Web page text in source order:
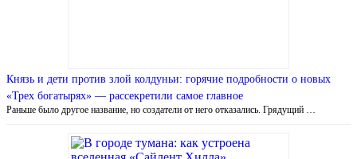
Князь и дети против злой колдуньи: горячие подробности о новых
«Трех богатырях» — рассекретили самое главное
Раньше было другое название, но создатели от него отказались. Грядущий …